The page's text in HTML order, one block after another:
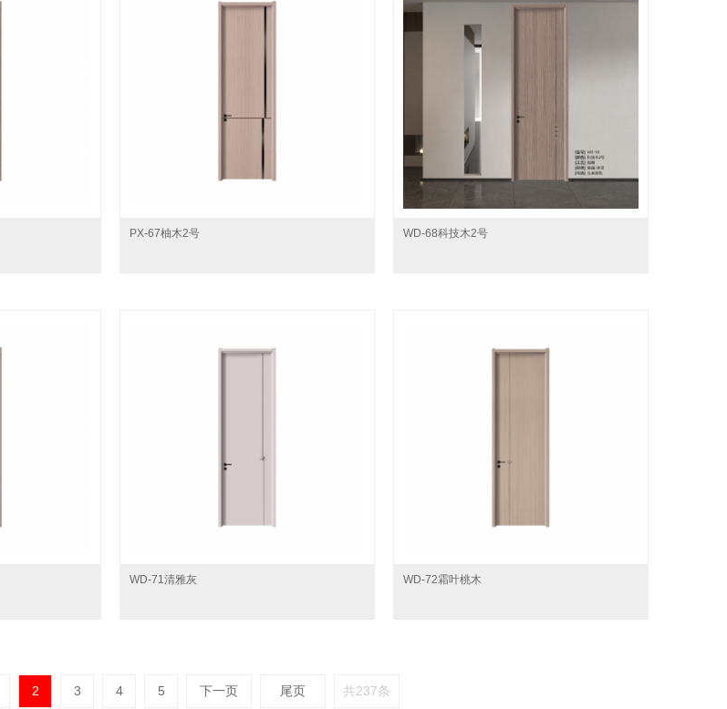
PX-67柚木2号 WD-68科技木2号
WD-71清雅灰 WD-72霜叶桃木
2 3 4 5 下一页 尾页 共237条